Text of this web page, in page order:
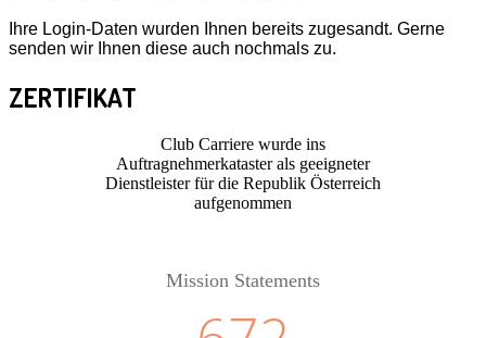
Ihre Login-Daten wurden Ihnen bereits zugesandt. Gerne
senden wir Ihnen diese auch nochmals zu.
ZERTIFIKAT
Club Carriere wurde ins
Auftragnehmerkataster als geeigneter
Dienstleister für die Republik Österreich
aufgenommen
Mission Statements